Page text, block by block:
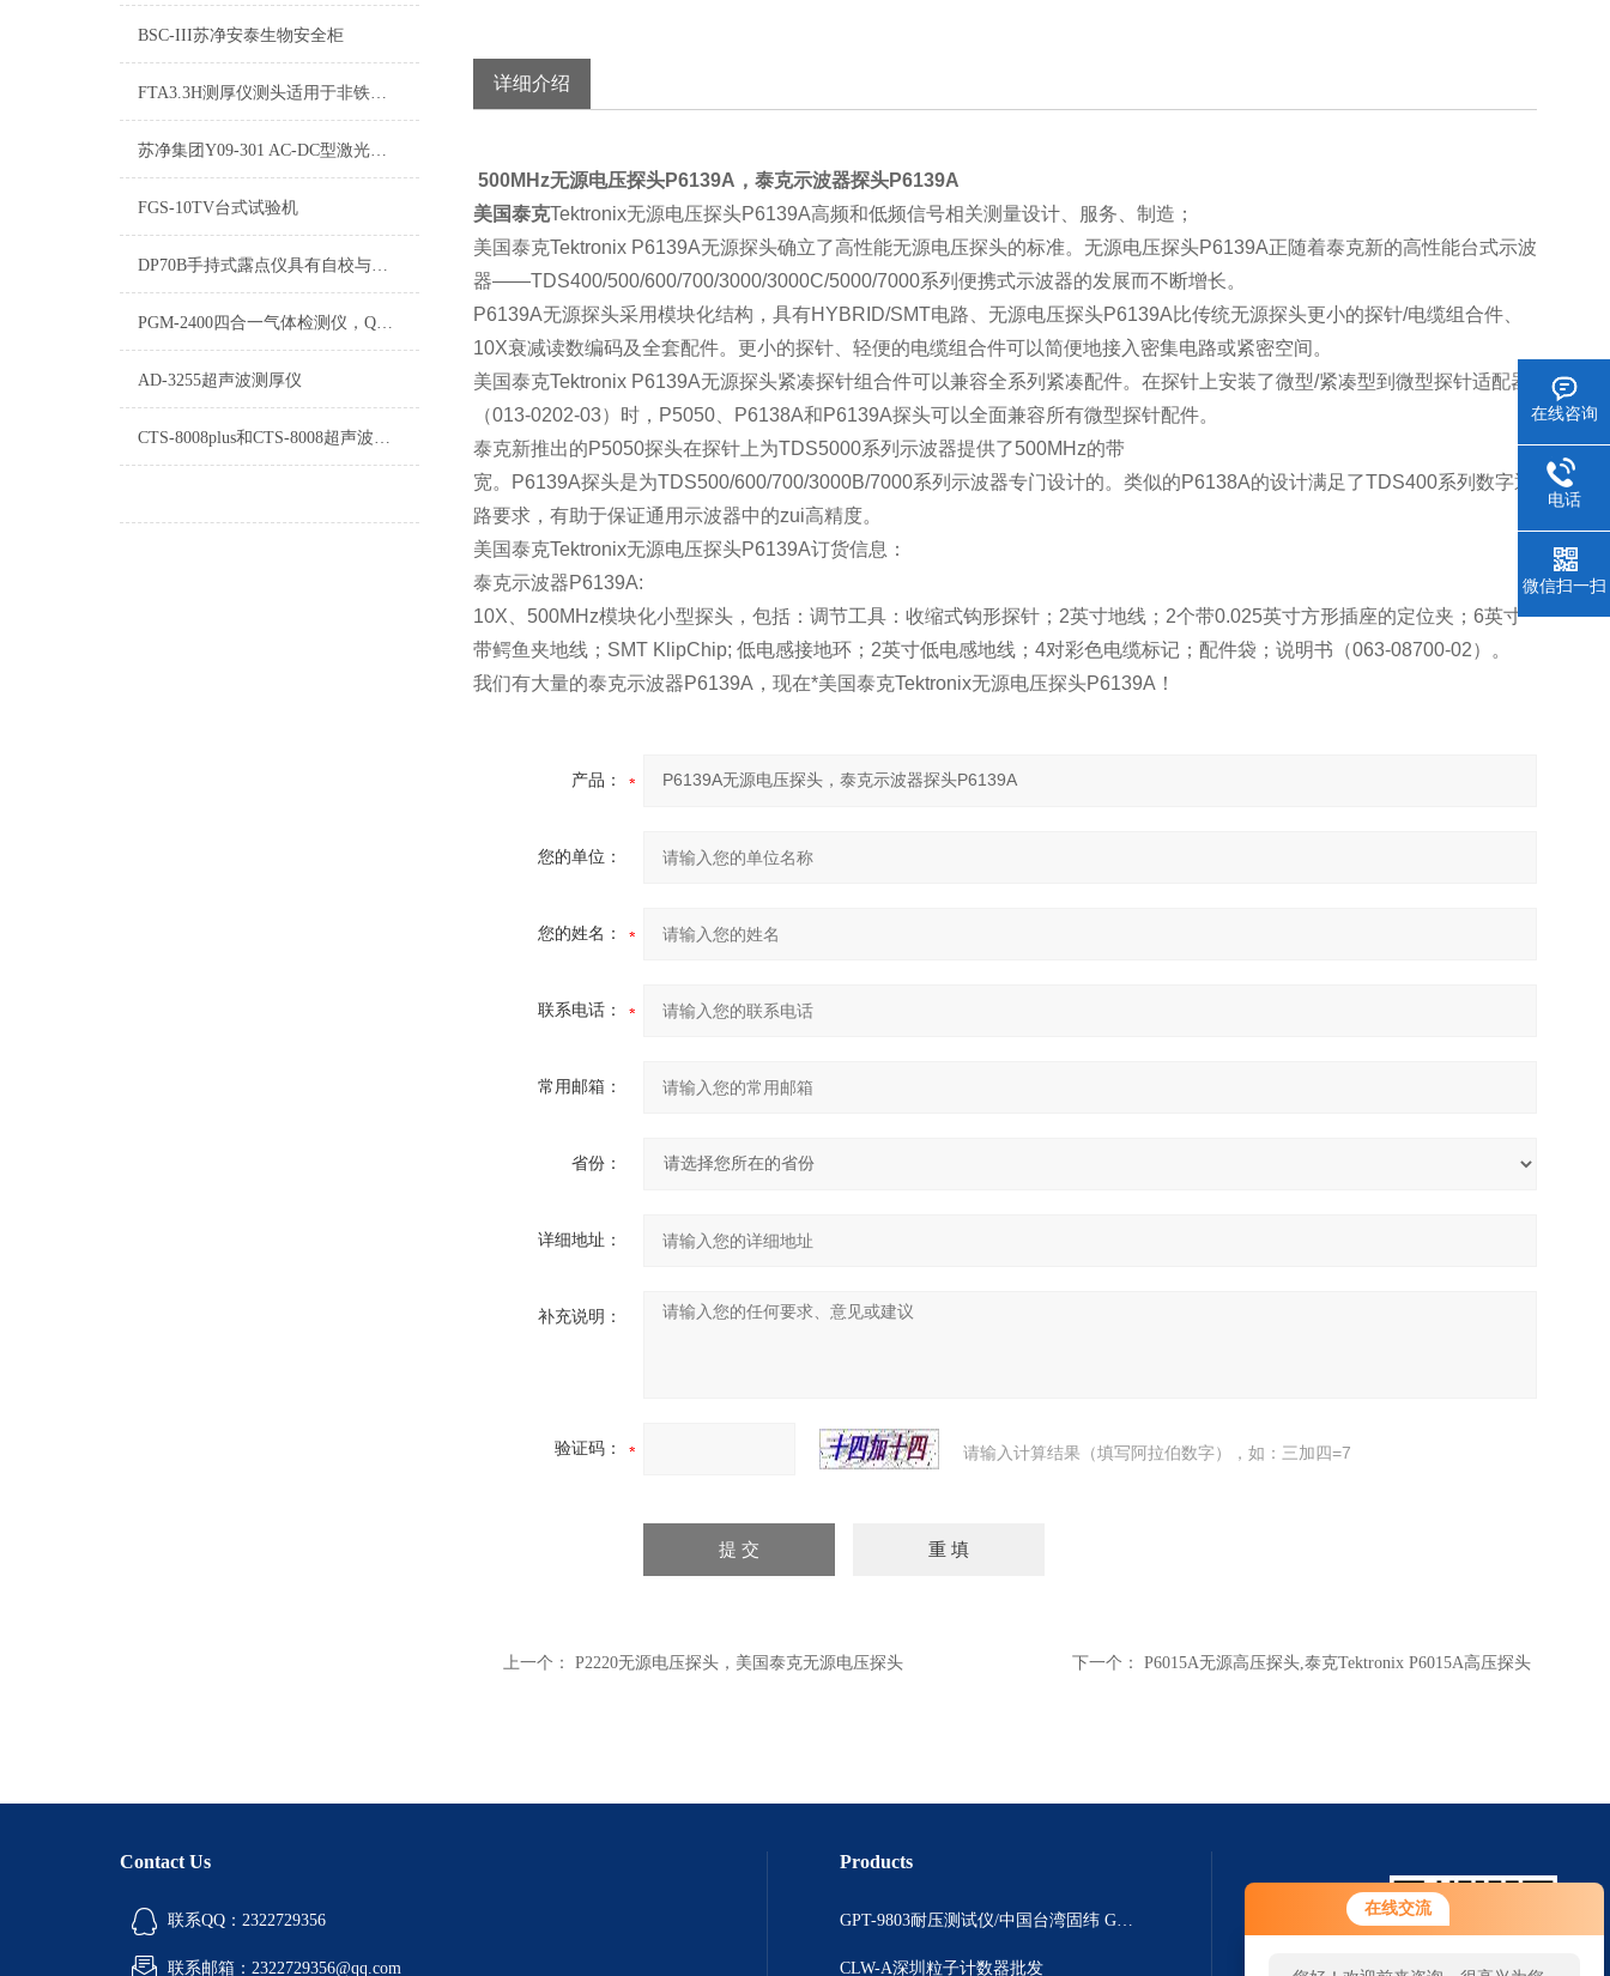
在线交流
BSC-III苏净安泰生物安全柜
FTA3.3H测厚仪测头适用于非铁磁基材上的油漆和塑料层的厚度测量
苏净集团Y09-301 AC-DC型激光尘埃粒子计数器
FGS-10TV台式试验机
DP70B手持式露点仪具有自校与手校两种功能
PGM-2400四合一气体检测仪，QRAE II四合一气体检测仪
AD-3255超声波测厚仪
CTS-8008plus和CTS-8008超声波探伤仪的功能区别
详细介绍
500MHz无源电压探头P6139A，泰克示波器探头P6139A
美国泰克Tektronix无源电压探头P6139A高频和低频信号相关测量设计、服务、制造；
美国泰克Tektronix P6139A无源探头确立了高性能无源电压探头的标准。无源电压探头P6139A正随着泰克新的高性能台式示波
器——TDS400/500/600/700/3000/3000C/5000/7000系列便携式示波器的发展而不断增长。
P6139A无源探头采用模块化结构，具有HYBRID/SMT电路、无源电压探头P6139A比传统无源探头更小的探针/电缆组合件、
10X衰减读数编码及全套配件。更小的探针、轻便的电缆组合件可以简便地接入密集电路或紧密空间。
美国泰克Tektronix P6139A无源探头紧凑探针组合件可以兼容全系列紧凑配件。在探针上安装了微型/紧凑型到微型探针适配器
（013-0202-03）时，P5050、P6138A和P6139A探头可以全面兼容所有微型探针配件。
泰克新推出的P5050探头在探针上为TDS5000系列示波器提供了500MHz的带
宽。P6139A探头是为TDS500/600/700/3000B/7000系列示波器专门设计的。类似的P6138A的设计满足了TDS400系列数字通
路要求，有助于保证通用示波器中的zui高精度。
美国泰克Tektronix无源电压探头P6139A订货信息：
泰克示波器P6139A:
10X、500MHz模块化小型探头，包括：调节工具：收缩式钩形探针；2英寸地线；2个带0.025英寸方形插座的定位夹；6英寸
带鳄鱼夹地线；SMT KlipChip; 低电感接地环；2英寸低电感地线；4对彩色电缆标记；配件袋；说明书（063-08700-02）。
我们有大量的泰克示波器P6139A，现在*美国泰克Tektronix无源电压探头P6139A！
产品：
您的单位：
您的姓名：
联系电话：
常用邮箱：
省份：
详细地址：
补充说明：
验证码： 请输入计算结果（填写阿拉伯数字），如：三加四=7
上一个： P2220无源电压探头，美国泰克无源电压探头 下一个： P6015A无源高压探头,泰克Tektronix P6015A高压探头
Contact Us
联系QQ：2322729356
联系邮箱：2322729356@qq.com
Products
GPT-9803耐压测试仪/中国台湾固纬 GWinstek GPT-9803安规测试仪
CLW-A深圳粒子计数器批发
在线咨询
电话
微信扫一扫